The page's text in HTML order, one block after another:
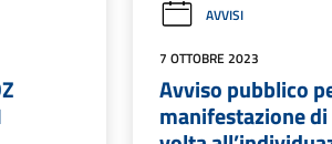
AVVISI
7 OTTOBRE 2023
Avviso pubblico
manifestazione